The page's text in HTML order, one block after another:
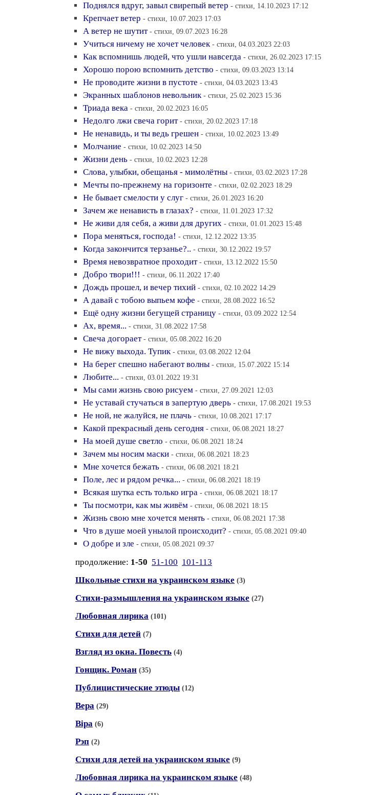
Поднялся вдруг, завыл свирепый ветер - стихи, 14.10.2023 17:12
Крепчает ветер - стихи, 10.07.2023 17:03
А ветер не шутит - стихи, 09.07.2023 16:28
Учиться ничему не хочет человек - стихи, 04.03.2023 22:03
Как вспомнишь людей, что ушли навсегда - стихи, 26.02.2023 17:15
Хорошо порою вспомнить детство - стихи, 09.03.2023 13:14
Не проводите жизни в пустоте - стихи, 04.03.2023 13:43
Экранных шаблонов невольник - стихи, 25.02.2023 15:36
Триада века - стихи, 20.02.2023 16:05
Недолго лжи свеча горит - стихи, 20.02.2023 17:18
Не ненавидь, и ты ведь грешен - стихи, 10.02.2023 13:49
Молчание - стихи, 10.02.2023 14:50
Жизни день - стихи, 10.02.2023 12:28
Слова, улыбки, обещанья - мимолётны - стихи, 03.02.2023 17:28
Мечты по-прежнему на горизонте - стихи, 02.02.2023 18:29
Не бывает смелости у слуг - стихи, 26.01.2023 16:20
Зачем же ненависть в глазах? - стихи, 11.01.2023 17:32
Не живи для себя, а живи для других - стихи, 01.01.2023 15:48
Пора меняться, господа! - стихи, 12.12.2022 13:35
Когда закончится терзанье?.. - стихи, 30.12.2022 19:57
Время невозвратное проходит - стихи, 13.12.2022 15:50
Добро твори!!! - стихи, 06.11.2022 17:40
Дождь прошел, и вечер тихий - стихи, 02.10.2022 14:29
А давай с тобою выпьем кофе - стихи, 28.08.2022 16:52
Ещё одну жизни бегущей страницу - стихи, 03.09.2022 12:54
Ах, время... - стихи, 31.08.2022 17:58
Свеча догорает - стихи, 05.08.2022 16:20
Не вижу выхода. Тупик - стихи, 03.08.2022 12:04
На берег спешно набегают волны - стихи, 15.07.2022 15:14
Любите... - стихи, 03.01.2022 19:31
Мы сами жизнь свою рисуем - стихи, 27.09.2021 12:03
Не уставай стучаться в запертую дверь - стихи, 17.08.2021 19:53
Не ной, не жалуйся, не плачь - стихи, 10.08.2021 17:17
Какой прекрасный день сегодня - стихи, 06.08.2021 18:27
На моей душе светло - стихи, 06.08.2021 18:24
Зачем мы носим маски - стихи, 06.08.2021 18:23
Мне хочется бежать - стихи, 06.08.2021 18:21
Поле, лес и рядом речка... - стихи, 06.08.2021 18:19
Всякая шутка есть только игра - стихи, 06.08.2021 18:17
Ты посмотри, как мы живём - стихи, 06.08.2021 18:15
Жизнь свою мне хочется менять - стихи, 06.08.2021 17:38
Что в душе моей унылой происходит? - стихи, 05.08.2021 09:40
О добре и зле - стихи, 05.08.2021 09:37
продолжение: 1-50 51-100 101-113
Школьные стихи на украинском языке (3)
Стихи-размышления на украинском языке (27)
Любовная лирика (101)
Стихи для детей (7)
Взгляд из окна. Повесть (4)
Гонщик. Роман (35)
Публицистические этюды (12)
Вера (29)
Вiра (6)
Рэп (2)
Стихи для детей на украинском языке (9)
Любовная лирика на украинском языке (48)